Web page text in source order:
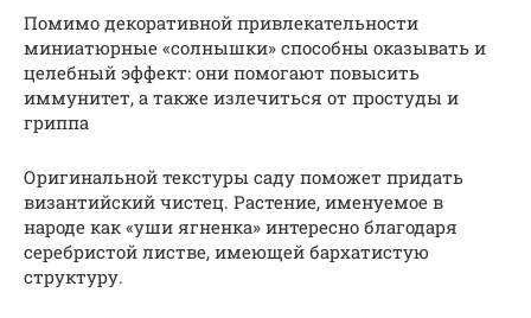
Помимо декоративной привлекательности
миниатюрные «солнышки» способны оказывать и
целебный эффект: они помогают повысить
иммунитет, а также излечиться от простуды и
гриппа
Оригинальной текстуры саду поможет придать
византийский чистец. Растение, именуемое в
народе как «уши ягненка» интересно благодаря
серебристой листве, имеющей бархатистую
структуру.